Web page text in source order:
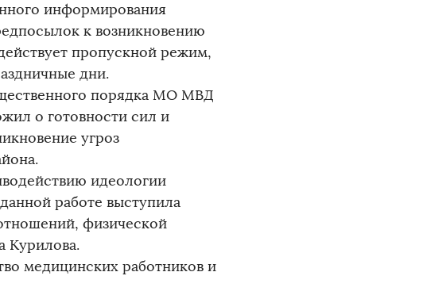
информирования
к возникновению
пропускной режим,
дни.
порядка МО МВД
о готовности сил и
угроз
идеологии
работе выступила
физической
Курилова.
медицинских работников и